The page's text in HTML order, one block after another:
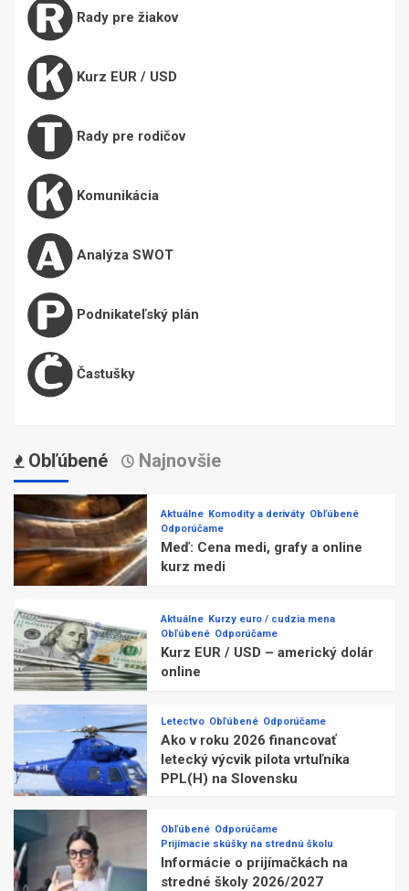
Rady pre žiakov
Kurz EUR / USD
Rady pre rodičov
Komunikácia
Analýza SWOT
Podnikateľský plán
Častušky
Obľúbené Najnovšie
Aktuálne Komodity a deriváty Obľúbené
Odporúčame
Meď: Cena medi, grafy a online
kurz medi
Aktuálne Kurzy euro / cudzia mena
Obľúbené Odporúčame
Kurz EUR / USD – americký dolár
online
Letectvo Obľúbené Odporúčame
Ako v roku 2026 financovať
letecký výcvik pilota vrtuľníka
PPL(H) na Slovensku
Obľúbené Odporúčame
Prijímacie skúšky na strednú školu
Informácie o prijímačkách na
stredné školy 2026/2027